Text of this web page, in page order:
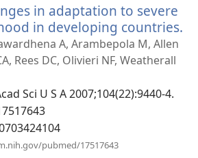
창
열
기)
in adaptation to severe
in developing countries.
A, Arambepola M, Allen
Rees DC, Olivieri NF, Weatherall
Sci U S A 2007;104(22):9440-4.
pubmed/17517643